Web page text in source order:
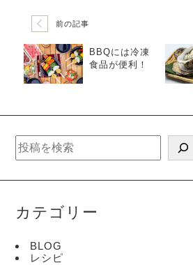
た。
す。前の記事
BBQには冷凍
食品が便利！
索
カテゴリー
BLOG
レシピ